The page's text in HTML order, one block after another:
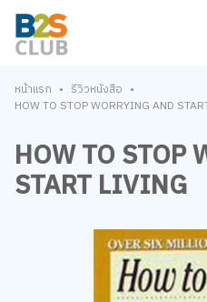
หน้าแรก • รีวิวหนังสือ •
HOW TO STOP WORRYING AND
HOW TO STOP
START LIVING